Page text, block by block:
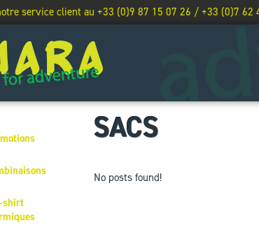
service client au +33 (0)9 87 15 07 26 / +33 (0)7 62
shirt
SACS
No posts found!